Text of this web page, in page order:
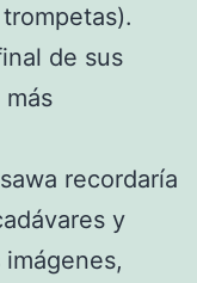
de sus
recordaría
y